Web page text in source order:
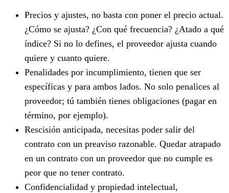
Precios y ajustes, no basta con poner el precio actual.
¿Cómo se ajusta? ¿Con qué frecuencia? ¿Atado a qué
índice? Si no lo defines, el proveedor ajusta cuando
quiere y cuanto quiere.
Penalidades por incumplimiento, tienen que ser
específicas y para ambos lados. No solo penalices al
proveedor; tú también tienes obligaciones (pagar en
término, por ejemplo).
Rescisión anticipada, necesitas poder salir del
contrato con un preaviso razonable. Quedar atrapado
en un contrato con un proveedor que no cumple es
peor que no tener contrato.
Confidencialidad y propiedad intelectual,